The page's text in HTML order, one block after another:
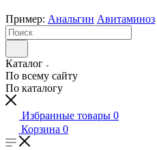
Пример: Анальгин Авитаминоз
Каталог
По всему сайту
По каталогу
Избранные товары 0
Корзина 0